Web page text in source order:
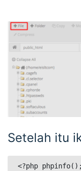
Setelah itu
<?php